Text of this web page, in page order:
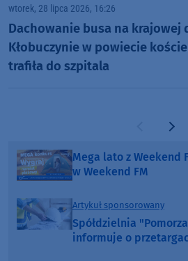
wtorek, 28 lipca 2026, 16:26
Dachowanie busa na krajowej
Kłobuczynie w powiecie
trafiła do szpitala
Mega lato z Weekend
w Weekend FM
Artykuł sponsorowany
Spółdzielnia
informuje o